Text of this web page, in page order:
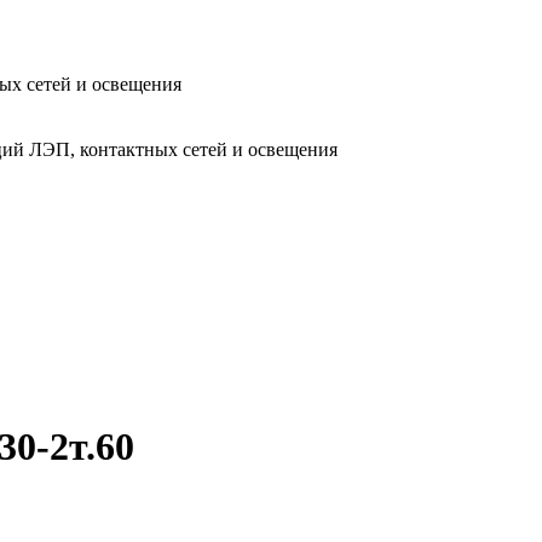
сетей и освещения
ЛЭП, контактных сетей и освещения
2т.60